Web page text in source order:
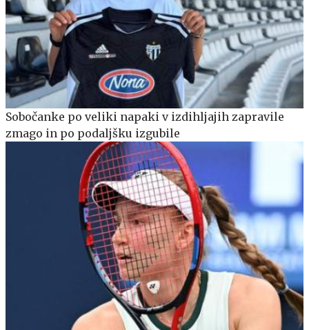
Sobočanke po veliki napaki v izdihljajih zapravile
zmago in po podaljšku izgubile